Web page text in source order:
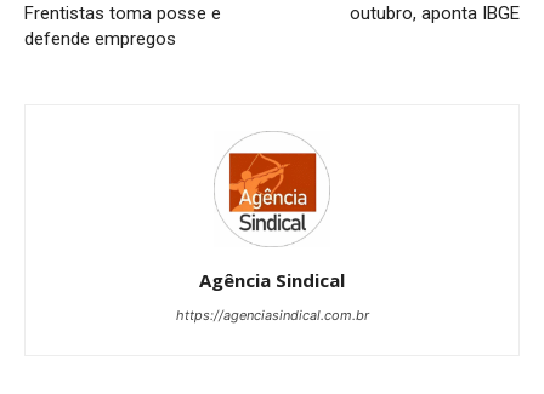
Frentistas toma posse e
defende empregos
outubro, aponta IBGE
Agência Sindical
https://agenciasindical.com.br